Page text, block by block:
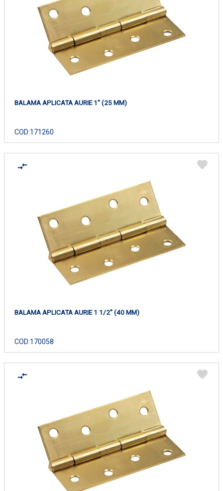
BALAMA APLICATA AURIE 1" (25 MM)
COD:171260
BALAMA APLICATA AURIE 1 1/2" (40 MM)
COD:170058